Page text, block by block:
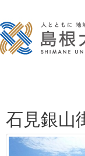
石見銀山